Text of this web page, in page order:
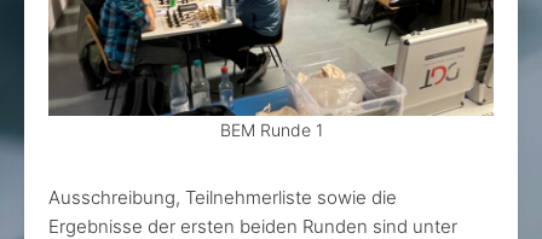
BEM Runde 1
Ausschreibung, Teilnehmerliste sowie die
Ergebnisse der ersten beiden Runden sind unter